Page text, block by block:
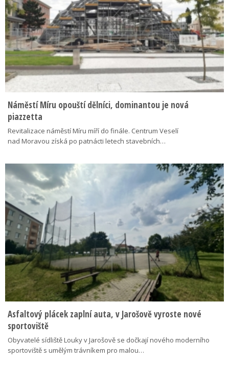
Náměstí Míru opouští dělníci, dominantou je nová
piazzetta
Revitalizace náměstí Míru míří do finále. Centrum Veselí
nad Moravou získá po patnácti letech stavebních…
Asfaltový plácek zaplní auta, v Jarošově vyroste nové
sportoviště
Obyvatelé sídliště Louky v Jarošově se dočkají nového moderního
sportoviště s umělým trávníkem pro malou…